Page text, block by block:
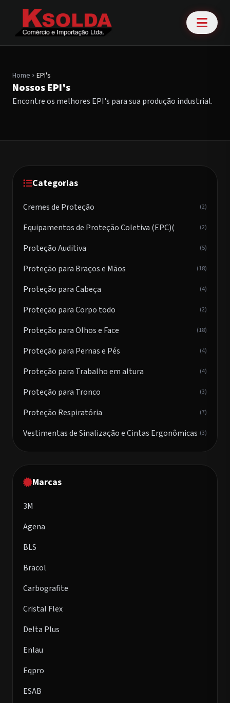
Home chevron_right EPI's
Nossos EPI's
Encontre os melhores EPI's para sua produção industrial.
Categorias
Cremes de Proteção (2)
Equipamentos de Proteção Coletiva (EPC)( (2)
Proteção Auditiva (5)
Proteção para Braços e Mãos (18)
Proteção para Cabeça (4)
Proteção para Corpo todo (2)
Proteção para Olhos e Face (18)
Proteção para Pernas e Pés (4)
Proteção para Trabalho em altura (4)
Proteção para Tronco (3)
Proteção Respiratória (7)
Vestimentas de Sinalização e Cintas Ergonômicas (3)
Marcas
3M
Agena
BLS
Bracol
Carbografite
Cristal Flex
Delta Plus
Enlau
Eqpro
ESAB